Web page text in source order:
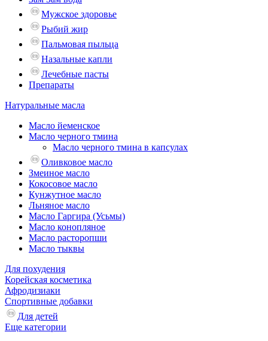
Мужское здоровье
Рыбий жир
Пальмовая пыльца
Назальные капли
Лечебные пасты
Препараты
Натуральные масла
Масло йеменское
Масло черного тмина
Масло черного тмина в капсулах
Оливковое масло
Змеиное масло
Кокосовое масло
Кунжутное масло
Льняное масло
Масло Гаргира (Усьмы)
Масло конопляное
Масло расторопши
Масло тыквы
Для похудения
Корейская косметика
Афродизиаки
Спортивные добавки
Для детей
Еще категории